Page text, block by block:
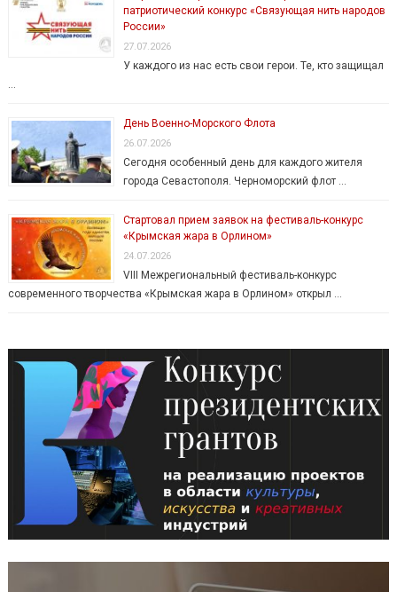
патриотический конкурс «Связующая нить народов
России»
27.07.2026
У каждого из нас есть свои герои. Те, кто защищал
…
День Военно-Морского Флота
26.07.2026
Сегодня особенный день для каждого жителя
города Севастополя. Черноморский флот …
Стартовал прием заявок на фестиваль-конкурс
«Крымская жара в Орлином»
24.07.2026
VIII Межрегиональный фестиваль-конкурс
современного творчества «Крымская жара в Орлином» открыл …